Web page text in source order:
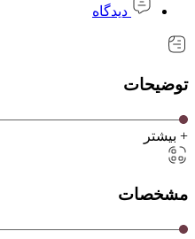
دیدگاه
توضیحات
+ بیشتر
مشخصات